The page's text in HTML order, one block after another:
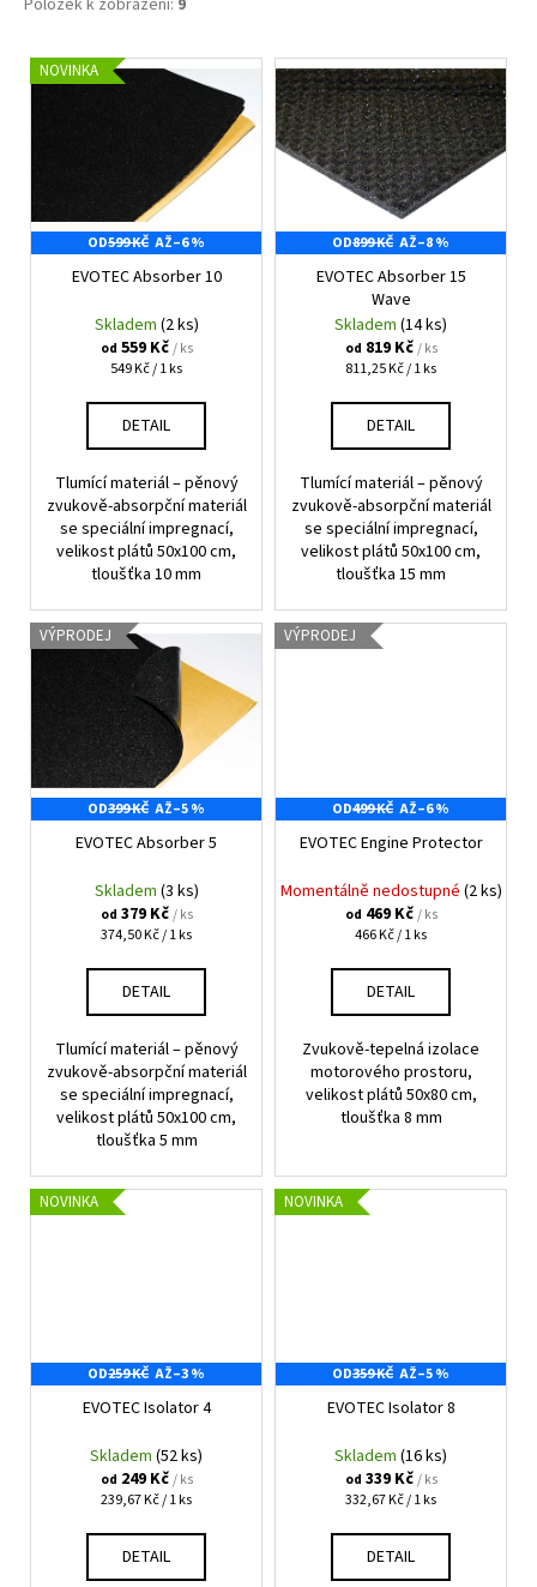
V
p
r
NOVINKA
OD599 KČ AŽ–6 %
EVOTEC Absorber 10
Skladem (2 ks)
od 559 Kč/ ks
Měrná
549 Kč / 1 ks
DETAIL
Tlumící materiál – pěnový
zvukově-absorpční materiál
se speciální impregnací,
velikost plátů 50x100 cm,
tloušťka 10 mm
OD899 KČ AŽ–8 %
EVOTEC Absorber 15
Wave
Skladem (14 ks)
od 819 Kč/ ks
Měrná
811,25 Kč / 1 ks
DETAIL
Tlumící materiál – pěnový
zvukově-absorpční materiál
se speciální impregnací,
velikost plátů 50x100 cm,
tloušťka 15 mm
VÝPRODEJ
OD399 KČ AŽ–5 %
EVOTEC Absorber 5
Skladem (3 ks)
od 379 Kč/ ks
Měrná
374,50 Kč / 1 ks
DETAIL
Tlumící materiál – pěnový
zvukově-absorpční materiál
se speciální impregnací,
velikost plátů 50x100 cm,
tloušťka 5 mm
VÝPRODEJ
OD499 KČ AŽ–6 %
EVOTEC Engine Protector
Momentálně nedostupné (2 ks)
od 469 Kč/ ks
Měrná
466 Kč / 1 ks
DETAIL
Zvukově-tepelná izolace
motorového prostoru,
velikost plátů 50x80 cm,
tloušťka 8 mm
NOVINKA
OD259 KČ AŽ–3 %
EVOTEC Isolator 4
Skladem (52 ks)
od 249 Kč/ ks
Měrná
239,67 Kč / 1 ks
DETAIL
NOVINKA
OD359 KČ AŽ–5 %
EVOTEC Isolator 8
Skladem (16 ks)
od 339 Kč/ ks
Měrná
332,67 Kč / 1 ks
DETAIL